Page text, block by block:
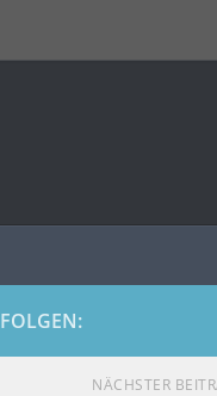
FOLGEN:
NÄCHSTER